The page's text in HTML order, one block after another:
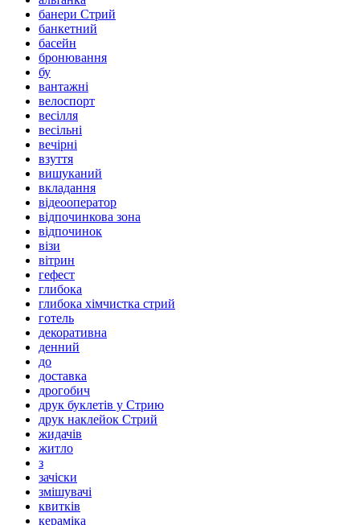
банери Стрий
банкетний
басейн
бронювання
бу
вантажні
велоспорт
весілля
весільні
вечірні
взуття
вишуканий
вкладання
відеооператор
відпочинкова зона
відпочинок
візи
вітрин
гефест
глибока
глибока хімчистка стрий
готель
декоративна
денний
до
доставка
дрогобич
друк буклетів у Стрию
друк наклейок Стрий
жидачів
житло
з
зачіски
змішувачі
квитків
кераміка